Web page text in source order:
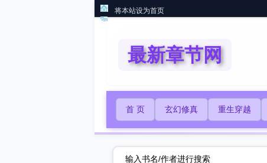
将本站设为首页
最新章节网
首 页 玄幻修真 重生穿越